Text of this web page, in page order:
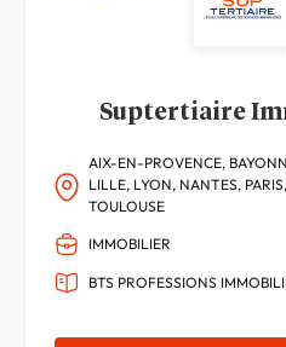
Suptertiaire
AIX-EN-PROVENCE,
LILLE, LYON, NANTES,
TOULOUSE
IMMOBILIER
BTS PROFESSIONS